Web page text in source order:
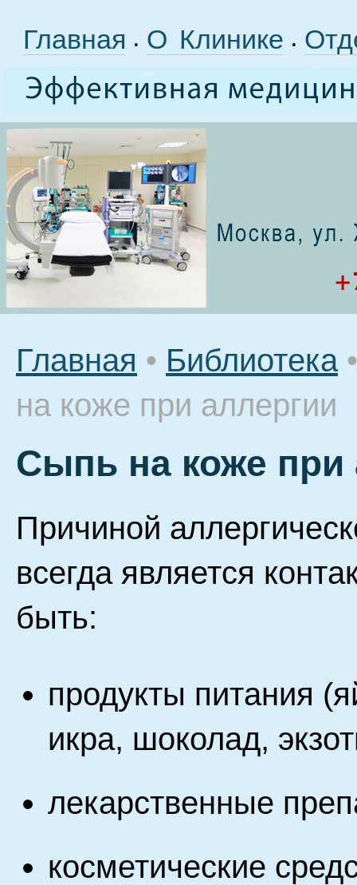
Главная • О Клинике •
Главная • Библиотека •
на коже при аллергии
Сыпь на коже при
Причиной
всегда является
быть:
продукты питания
икра, шоколад,
лекарственные
косметические